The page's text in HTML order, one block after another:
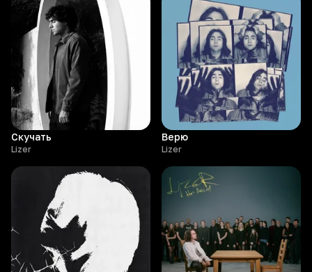
Скучать
Lizer
Верю
Lizer